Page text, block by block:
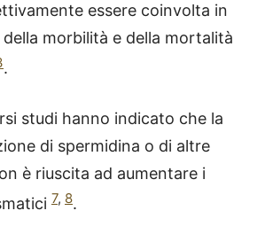
essere coinvolta in
morbilità e della mortalità
.
studi hanno indicato che la
di spermidina o di altre
è riuscita ad aumentare i
7, 8.